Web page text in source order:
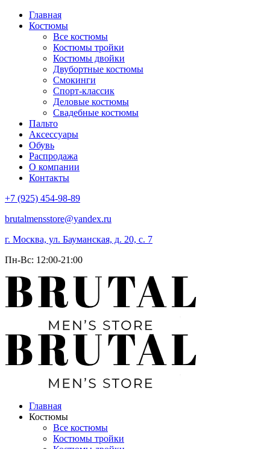
Главная
Костюмы
Все костюмы
Костюмы тройки
Костюмы двойки
Двубортные костюмы
Смокинги
Спорт-классик
Деловые костюмы
Свадебные костюмы
Пальто
Аксессуары
Обувь
Распродажа
О компании
Контакты
+7 (925) 454-98-89
brutalmensstore@yandex.ru
г. Москва, ул. Бауманская, д. 20, с. 7
Пн-Вс: 12:00-21:00
Главная
Костюмы
Все костюмы
Костюмы тройки